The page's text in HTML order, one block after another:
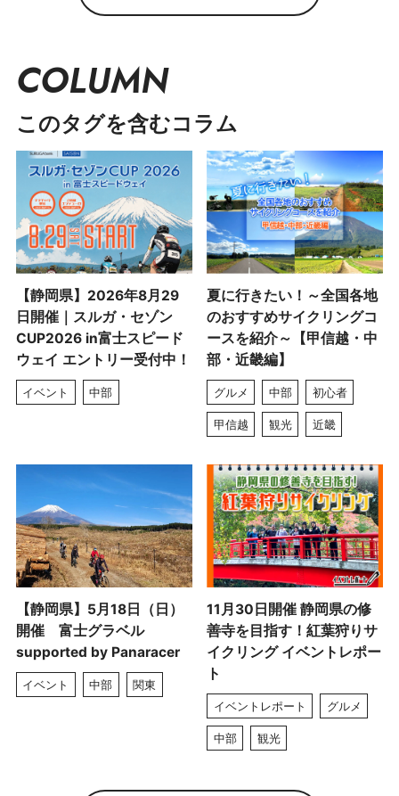
COLUMN
このタグを含むコラム
【静岡県】2026年8月29
日開催｜スルガ・セゾン
CUP2026 in富士スピード
ウェイ エントリー受付中！
イベント 中部
夏に行きたい！～全国各地
のおすすめサイクリングコ
ースを紹介～【甲信越・中
部・近畿編】
グルメ 中部 初心者
甲信越 観光 近畿
【静岡県】5月18日（日）
開催 富士グラベル
supported by Panaracer
イベント 中部 関東
11月30日開催 静岡県の修
善寺を目指す！紅葉狩りサ
イクリング イベントレポー
ト
イベントレポート グルメ
中部 観光